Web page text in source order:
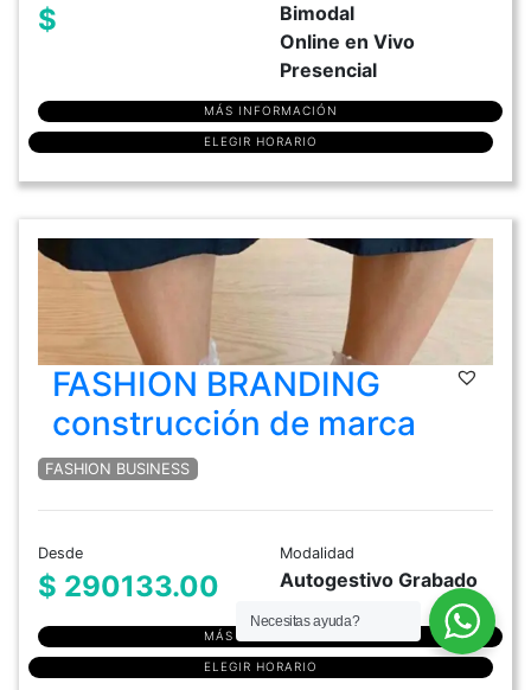
$
Bimodal
Online en Vivo
Presencial
MÁS INFORMACIÓN
ELEGIR HORARIO
FASHION BRANDING
construcción de marca
FASHION BUSINESS
Desde
$ 290133.00
Modalidad
Autogestivo Grabado
MÁS INFORMACIÓN
ELEGIR HORARIO
Necesitas ayuda?